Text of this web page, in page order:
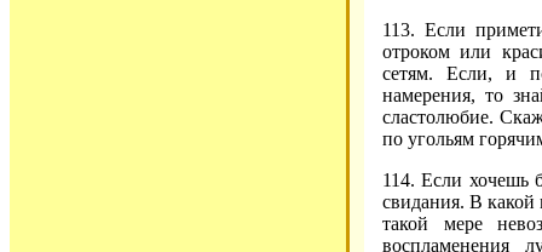
113. Если
отроком или
сетям. Если, и
намерения, то
сластолюбие.
по угольям
114. Если хочешь
свидания. В какой
такой мере
воспламенения